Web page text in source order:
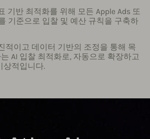
기반 최적화를 위해 모든 Apple Ads 또
기준으로 입찰 및 예산 규칙을 구축하
적이고 데이터 기반의 조정을 통해 목
는 AI 입찰 최적화로, 자동으로 확장하고
상적입니다.